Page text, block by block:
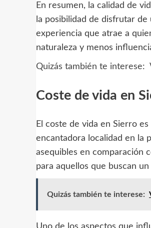
En resumen, la calidad de
la posibilidad de disfrutar
experiencia que atrae a
naturaleza y menos
Quizás también te interese:
Coste de vida en
El coste de vida en Sierro
encantadora localidad en la
asequibles en comparación
para aquellos que buscan
Quizás también te interese: